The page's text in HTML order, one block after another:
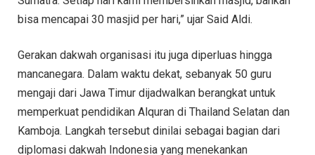
bisa mencapai 30 masjid per hari,” ujar Said Aldi.
Gerakan dakwah organisasi itu juga diperluas hingga
mancanegara. Dalam waktu dekat, sebanyak 50 guru
mengaji dari Jawa Timur dijadwalkan berangkat untuk
memperkuat pendidikan Alquran di Thailand Selatan dan
Kamboja. Langkah tersebut dinilai sebagai bagian dari
diplomasi dakwah Indonesia yang menekankan